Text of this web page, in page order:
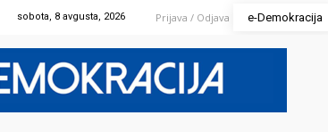
sobota, 8 avgusta, 2026 Prijava / Odjava e-Demokracija